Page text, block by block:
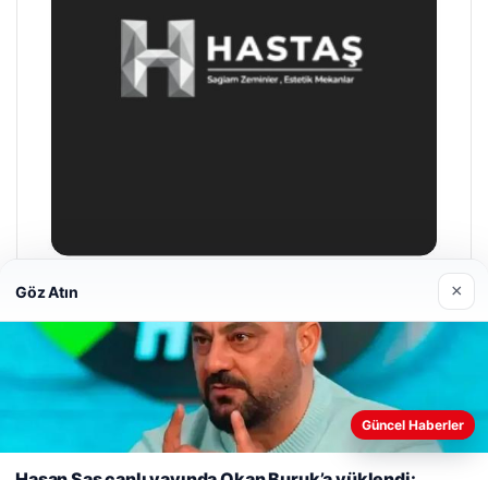
Enes Kaplan Avukatlık Bürosu
28/04/2026
Web sitemizi nasıl kullandığınızı daha iyi anlayabilmek,
Göz Atın ×
Güncel Haberler